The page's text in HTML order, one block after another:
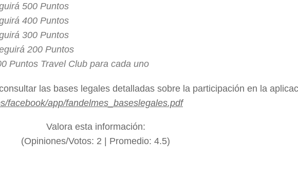
500 Puntos
400 Puntos
300 Puntos
200 Puntos
Puntos Travel Club para cada uno
las bases legales detalladas sobre la participación en la
facebook/app/fandelmes_baseslegales.pdf
Valora esta información:
(Opiniones/Votos: 2 | Promedio: 4.5)